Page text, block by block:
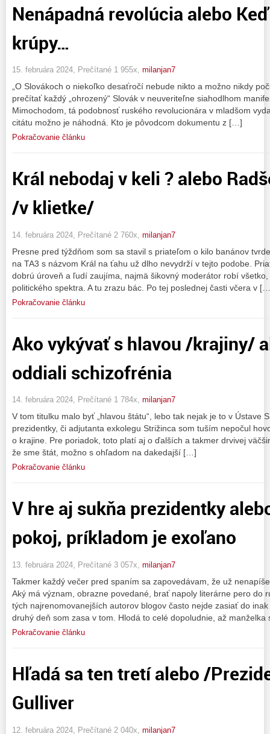
Nenápadná revolúcia alebo
krúpy…
15. februára 2024, Prečítané 1 955x, milanjan7
„O Slovákoch o niekoľko desaťročí nebude nikto a možno nikdy
prečítať každý „ohrozený“ Slovák v neuveriteľne siahodlhom
Mimochodom, tá podobnosť ruského revolucionára v mladšom
citátu možno je náhodná. Kto je pôvodcom dokumentu z […]
Pokračovanie článku
Král nebodaj v keli ? alebo
/v klietke/
14. februára 2024, Prečítané 2 760x, milanjan7
Presne pred týždňom som sa stavil s priateľom o kilo banánov
na TA3 s názvom Král na ťahu už dlho nevydrží v tejto podobe.
dobrú úroveň a ľudí zaujíma, najmä šikovný moderátor robí
politického spektra. A tu zrazu bác. Po tej poslednej časti včera v
Pokračovanie článku
Ako vykývať s hlavou /krajiny/
oddiali schizofrénia
14. februára 2024, Prečítané 1 784x, milanjan7
V tom titulku malo byť „hlavou štátu“, lebo tak nejak je to v Ústave
prezidentky, či adjutanta exkolegu Strižinca som tuším nepočul
o krajine. Pre poriadok, toto platí aj o ďalších a takmer drvivej
že sme štát, možno s ohľadom na dakedajší […]
Pokračovanie článku
V hre aj sukňa prezidentky
pokoj, príkladom je exoľano
13. februára 2024, Prečítané 3 057x, milanjan7
Takmer každý večer pred spaním sa zapovedávam, že už
Aký má význam, obrazne povedané, brať napoly literárne pero do
tých najrenomovanejších autorov blogov často nejde zasiať do
druhý deň som zasa v tom. Hlodá to celé dopoludnie, až
Pokračovanie článku
Hľadá sa ten tretí alebo /
Gulliver
12. februára 2024, Prečítané 2 040x, milanjan7